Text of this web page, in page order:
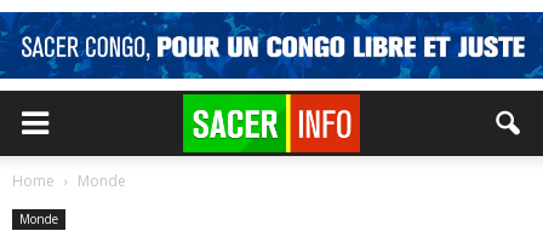
Home Monde
Monde